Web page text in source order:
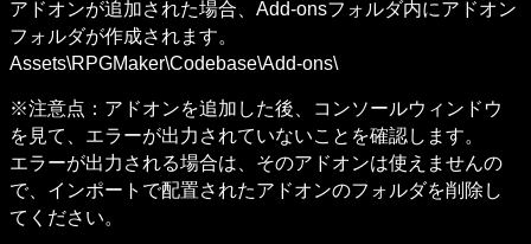
アドオンが追加された場合、Add-onsフォルダ内にアドオン
フォルダが作成されます。
Assets\RPGMaker\Codebase\Add-ons\
※注意点：アドオンを追加した後、コンソールウィンドウ
を見て、エラーが出力されていないことを確認します。
エラーが出力される場合は、そのアドオンは使えませんの
で、インポートで配置されたアドオンのフォルダを削除し
てください。